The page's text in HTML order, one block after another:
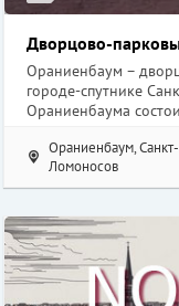
Дворцово-
Ораниенбаум –
городе-спутнике
Ораниенбаума
Ораниенбаум,
Ломоносов